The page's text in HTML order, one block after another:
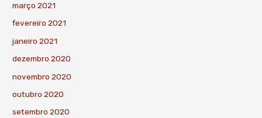
março 2021
fevereiro 2021
janeiro 2021
dezembro 2020
novembro 2020
outubro 2020
setembro 2020